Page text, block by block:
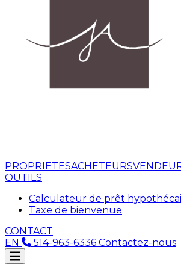
PROPRIETESACHETEURS
OUTILS
Calculateur de prêt
Taxe de bienvenue
CONTACT
EN
514-963-6336 Contactez-nous